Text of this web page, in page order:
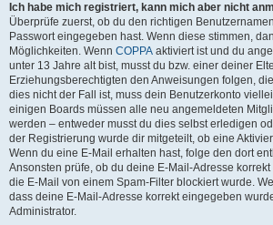
Ich habe mich registriert, kann mich aber nicht
Überprüfe zuerst, ob du den richtigen
Passwort eingegeben hast. Wenn diese stimmen,
Möglichkeiten. Wenn COPPA aktiviert ist und du
unter 13 Jahre alt bist, musst du bzw. einer deiner
Erziehungsberechtigten den Anweisungen folgen,
dies nicht der Fall ist, muss dein Benutzerkonto
einigen Boards müssen alle neu angemeldeten
werden – entweder musst du dies selbst erledigen
der Registrierung wurde dir mitgeteilt, ob eine
Wenn du eine E-Mail erhalten hast, folge den dort
Ansonsten prüfe, ob du deine E-Mail-Adresse
die E-Mail von einem Spam-Filter blockiert wurde.
dass deine E-Mail-Adresse korrekt eingegeben
Administrator.